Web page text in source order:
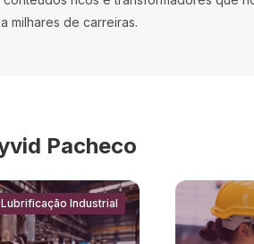
milhares de carreiras.
Pacheco
Lubrificação Industrial